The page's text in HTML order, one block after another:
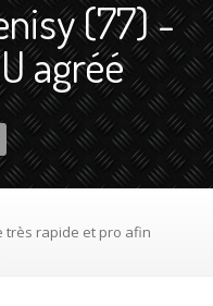
(77) -
agréé
très rapide et pro afin